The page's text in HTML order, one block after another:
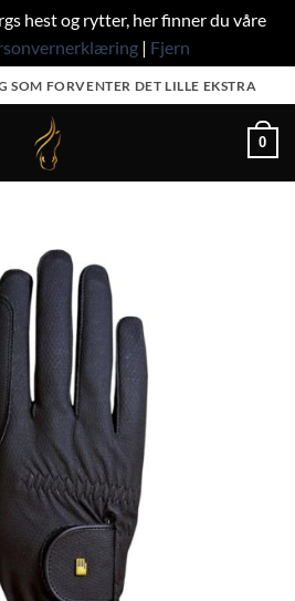
hest og rytter, her finner du våre
| Fjern
SOM FORVENTER DET LILLE EKSTRA
0